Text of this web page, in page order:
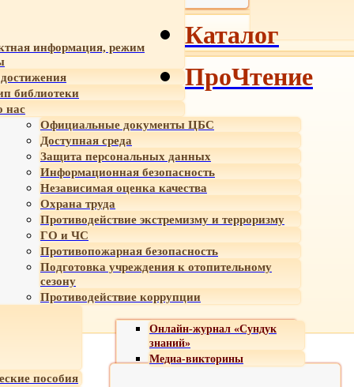
информация, режим
библиотеки
нас
Официальные документы ЦБС
Доступная среда
Защита персональных данных
Информационная безопасность
Независимая оценка качества
Охрана труда
Противодействие экстремизму и терроризму
ГО и ЧС
Противопожарная безопасность
Подготовка учреждения к отопительному
сезону
Противодействие коррупции
Онлайн-журнал «Сундук
знаний»
Медиа-викторины
пособия
Каталог
ПроЧтение